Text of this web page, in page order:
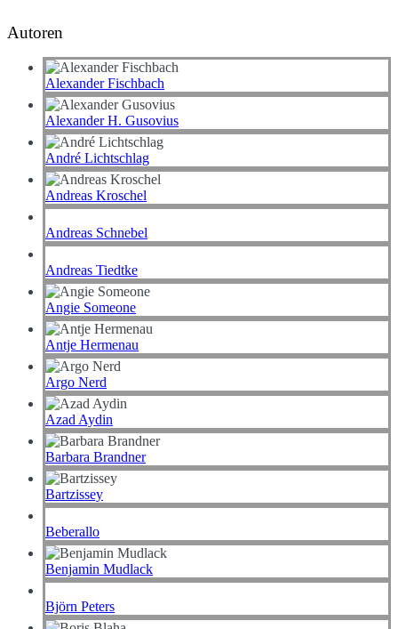
Autoren
Alexander Fischbach
Alexander H. Gusovius
André Lichtschlag
Andreas Kroschel
Andreas Schnebel
Andreas Tiedtke
Angie Someone
Antje Hermenau
Argo Nerd
Azad Aydin
Barbara Brandner
Bartzissey
Beberallo
Benjamin Mudlack
Björn Peters